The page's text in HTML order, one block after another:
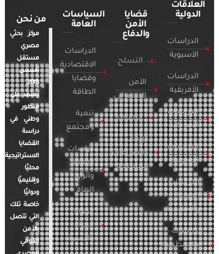
العلاقات
الدولية
الدراسات
الآسيوية
الدراسات
الأفريقية
الدراسات
الأمريكية
الدراسات
الأوروبية
الدراسات
العربية
والإقليمية
الدراسات
الفلسطينية
قضايا
الأمن
والدفاع
التسلح
الأمن
السيبراني
التطرف
الإرهاب
والصراعات
المسلحة
السياسات
العامة
الدراسات
الاقتصادية
وقضايا
الطاقة
تنمية
ومجتمع
دراسات
الإعلام
والرأي
العام
قضايا
المرأة
والأسرة
من نحن
مركز بحثي
مصري
مستقل
تأسس
2018.
يعتمد على
منظور
وطني في
دراسة
القضايا
الاستراتيجية
محليًا
وإقليميًا
ودوليًا
خاصة تلك
التي تتصل
بالأمن
القومي